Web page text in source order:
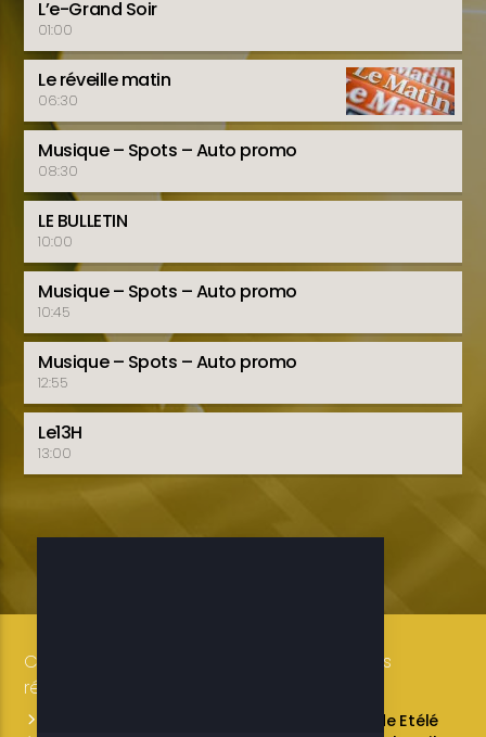
L’e-Grand Soir
01:00
Le réveille matin
06:30
Musique – Spots – Auto promo
08:30
LE BULLETIN
10:00
Musique – Spots – Auto promo
10:45
Musique – Spots – Auto promo
12:55
Le13H
13:00
Copyright 2019-2025 ETELE BENIN Tous droits
réservés / Conception: LUXE CONSULTING
L’équipe de Etélé